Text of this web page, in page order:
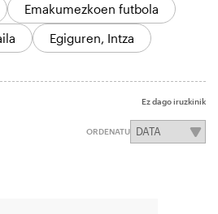
Emakumezkoen futbola
Egiguren, Intza
Ez dago iruzkinik
ORDENATU